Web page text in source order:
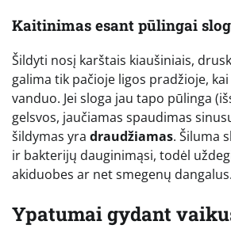
Kaitinimas esant pūlingai
Šildyti nosį karštais kiaušiniais,
galima tik pačioje ligos pradžioje,
vanduo. Jei sloga jau tapo pūlinga
gelsvos, jaučiamas spaudimas
šildymas yra draudžiamas. Šiluma
ir bakterijų dauginimąsi, todėl
akiduobes ar net smegenų dangalus.
Ypatumai gydant